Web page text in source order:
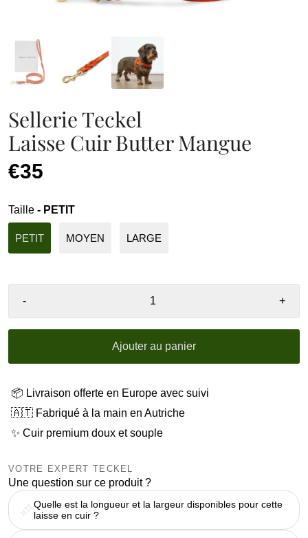
Sellerie Teckel
Laisse Cuir Butter Mangue
€35
Taille - PETIT
PETIT MOYEN LARGE
- +
Ajouter au panier
📦 Livraison offerte en Europe avec suivi
🇦🇹 Fabriqué à la main en Autriche
✨ Cuir premium doux et souple
VOTRE EXPERT TECKEL
Une question sur ce produit ?
Quelle est la longueur et la largeur disponibles pour cette
laisse en cuir ?